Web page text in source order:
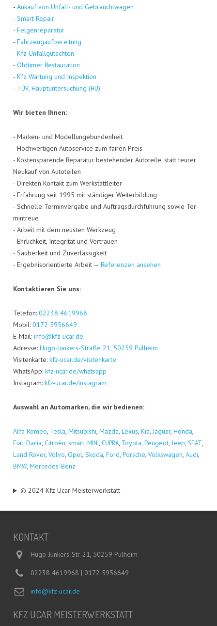
- Ankauf von Unfall- und Gebraucht­wa­gen
- Smart Repair
- Fel­gen­re­pa­ra­tur
- Fahr­zeug­auf­be­rei­tung
- Kfz Unfall­gut­ach­ten
- Old­ti­mer Restau­ra­ti­on
- Kfz War­tung und Inspek­ti­on
- TÜV, Haupt­un­ter­su­chung (HU)
Wir bie­ten Ihnen:
- Mar­ken- und Model­lun­ge­bun­den­heit
- Hoch­wer­ti­gen Auto­ser­vice zum fai­ren Preis
- Kos­ten­spa­ren­de Repa­ra­tur bestehen­der Auto­tei­le, statt teu­rer
Neu­kauf von Auto­tei­len
- Direk­ten Kon­takt zum Werk­statt­lei­ter
- Erfah­rung seit 1995 mit stän­di­ger Wei­ter­bil­dung
- Schnel­le Ter­min­ver­ga­be und Auf­trags­durch­füh­rung sowie Ter­
min­treue
- Arbeit mit dem neus­ten Werk­zeug
- Ehr­lich­keit, Inte­gri­tät und Ver­trau­en
- Sau­ber­keit und Zuver­läs­sig­keit
- Ergeb­nis­ori­en­tier­te Arbeit — Refe­ren­zen ansehen
Kon­tak­tie­ren Sie uns:
Tele­fon: 02238 4619968
Mobil: 0172 5956649
E‑Mail: info@kfz-ucar.de
Adres­se: Hugo-Jun­kers-Stra­ße 21, 50259 Pul­heim
Visi­ten­kar­te: kfz-ucar.de/visitenkarte
Whats­App: kfz-ucar.de/whatsapp
Insta­gram: kfz-ucar.de/instagram
Aus­wahl an Auto­mar­ken, die wir bedienen:
Alfa Romeo, Tes­la, Mitsu­bi­shi, Maz­da, Lexus, Kia, Jagu­ar, Hon­da,
Fiat, Dacia, Citro­ën, smart, MINI, CUPRA, Toyo­ta, Peu­geot, Jeep, SEAT,
Land Rover, Vol­vo, Opel, Sko­da, Ford, Por­sche, Volks­wa­gen, Audi,
BMW, Mer­ce­des-Benz
© 2024 Kfz Ucar Meisterwerkstatt
KON­TAKT
Hugo-Junkers-Str. 21, 50259 Pulheim
02238 4619968 | 0172 5956649
info@kfz-ucar.de
KFZ UCAR MEISTERWERKSTATT